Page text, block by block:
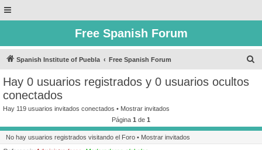
Free Spanish Forum
Spanish Institute of Puebla Free Spanish Forum
r
Hay 0 usuarios registrados y 0 usuarios ocultos
conectados
Hay 119 usuarios invitados conectados • Mostrar invitados
Página 1 de 1
No hay usuarios registrados visitando el Foro • Mostrar invitados